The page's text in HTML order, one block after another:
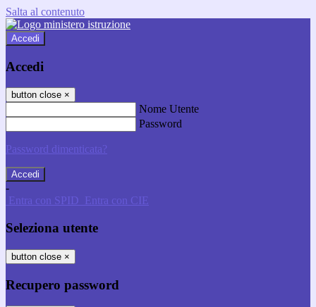
Salta al contenuto
Accedi
Accedi
button close ×
Nome Utente
Password
Password dimenticata?
-
Entra con SPID Entra con CIE
Seleziona utente
button close ×
Recupero password